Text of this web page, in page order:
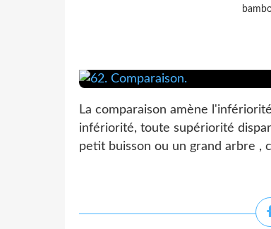
La comparaison amène
infériorité, toute supériorité
petit buisson ou un grand arbre ,